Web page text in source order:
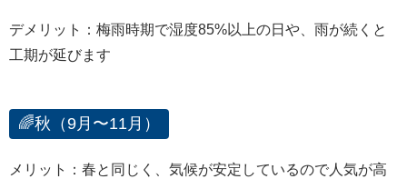
デメリット：梅雨時期で湿度85%以上の日や、雨が続くと
工期が延びます
🌈秋（9月〜11月）
メリット：春と同じく、気候が安定しているので人気が高